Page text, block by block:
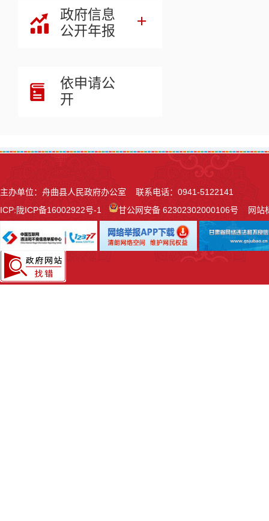
政府信息
公开年报
依申请公
开
主办单位：舟曲县人民政府办公室 联系电话：0941-5122141
ICP:陇ICP备16002922号-1 甘公网安备 62302302000106号网站